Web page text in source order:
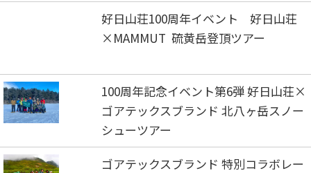
好日山荘100周年イベント 好日山荘
×MAMMUT 硫黄岳登頂ツアー
100周年記念イベント第6弾 好日山荘×
ゴアテックスブランド 北八ヶ岳スノー
シューツアー
ゴアテックスブランド 特別コラボレー